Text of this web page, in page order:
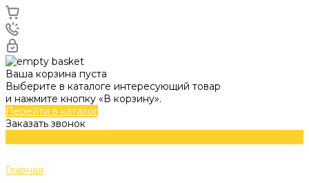
Ваша корзина пуста
Выберите в каталоге интересующий товар
и нажмите кнопку «В корзину».
Перейти в каталог
Заказать звонок
Главная